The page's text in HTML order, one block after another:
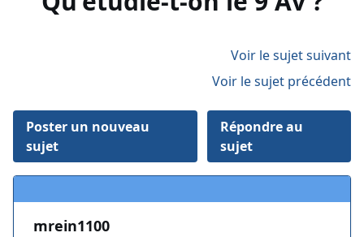
Voir le sujet suivant
Voir le sujet précédent
Poster un nouveau
sujet
Répondre au
sujet
mrein1100